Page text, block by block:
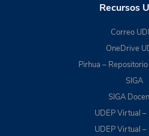
Recursos
Correo
OneDrive
Pirhua –
SIGA
SIGA
UDEP Virtual –
UDEP Virtual –